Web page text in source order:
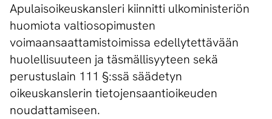
Apulaisoikeuskansleri kiinnitti ulkoministeriön
huomiota valtiosopimusten
voimaansaattamistoimissa edellytettävään
huolellisuuteen ja täsmällisyyteen sekä
perustuslain 111 §:ssä säädetyn
oikeuskanslerin tietojensaantioikeuden
noudattamiseen.